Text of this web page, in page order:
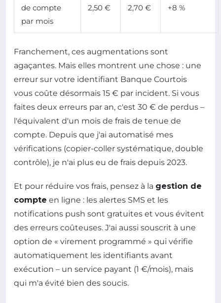
de compte
par mois
2,50 € 2,70 € +8 %
Franchement, ces augmentations sont
agaçantes. Mais elles montrent une chose : une
erreur sur votre identifiant Banque Courtois
vous coûte désormais 15 € par incident. Si vous
faites deux erreurs par an, c'est 30 € de perdus –
l'équivalent d'un mois de frais de tenue de
compte. Depuis que j'ai automatisé mes
vérifications (copier-coller systématique, double
contrôle), je n'ai plus eu de frais depuis 2023.
Et pour réduire vos frais, pensez à la gestion de
compte en ligne : les alertes SMS et les
notifications push sont gratuites et vous évitent
des erreurs coûteuses. J'ai aussi souscrit à une
option de « virement programmé » qui vérifie
automatiquement les identifiants avant
exécution – un service payant (1 €/mois), mais
qui m'a évité bien des soucis.